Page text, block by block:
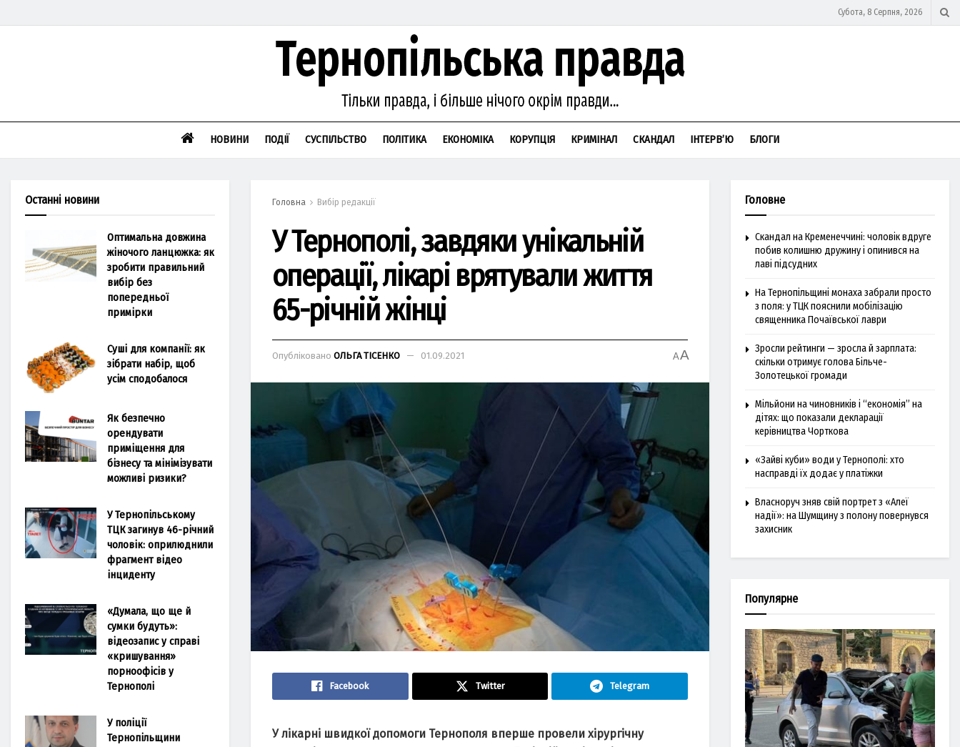
Субота, 8 Серпня, 2026
НОВИНИ ПОДІЇ СУСПІЛЬСТВО ПОЛІТИКА ЕКОНОМІКА КОРУПЦІЯ КРИМІНАЛ СКАНДАЛ ІНТЕРВ’Ю БЛОГИ
Головна Вибір редакції
У Тернополі, завдяки унікальній
операції, лікарі врятували життя
65-річній жінці
Опубліковано ОЛЬГА ТІСЕНКО 01.09.2021 AA
Facebook Twitter Telegram
У лікарні швидкої допомоги Тернополя вперше провели хірургічну
Останні новини
Оптимальна довжина
жіночого ланцюжка: як
зробити правильний
вибір без
попередньої
примірки
Суші для компанії: як
зібрати набір, щоб
усім сподобалося
Як безпечно
орендувати
приміщення для
бізнесу та мінімізувати
можливі ризики?
У Тернопільському
ТЦК загинув 46-річний
чоловік: оприлюднили
фрагмент відео
інциденту
«Думала, що ще й
сумки будуть»:
відеозапис у справі
«кришування»
порноофісів у
Тернополі
У поліції
Тернопільщини
Головне
Скандал на Кременеччині: чоловік вдруге
побив колишню дружину і опинився на
лаві підсудних
На Тернопільщині монаха забрали просто
з поля: у ТЦК пояснили мобілізацію
священника Почаївської лаври
Зросли рейтинги — зросла й зарплата:
скільки отримує голова Більче-
Золотецької громади
Мільйони на чиновників і “економія” на
дітях: що показали декларації
керівництва Чорткова
«Зайві куби» води у Тернополі: хто
насправді їх додає у платіжки
Власноруч зняв свій портрет з «Алеї
надії»: на Шумщину з полону повернувся
захисник
Популярне